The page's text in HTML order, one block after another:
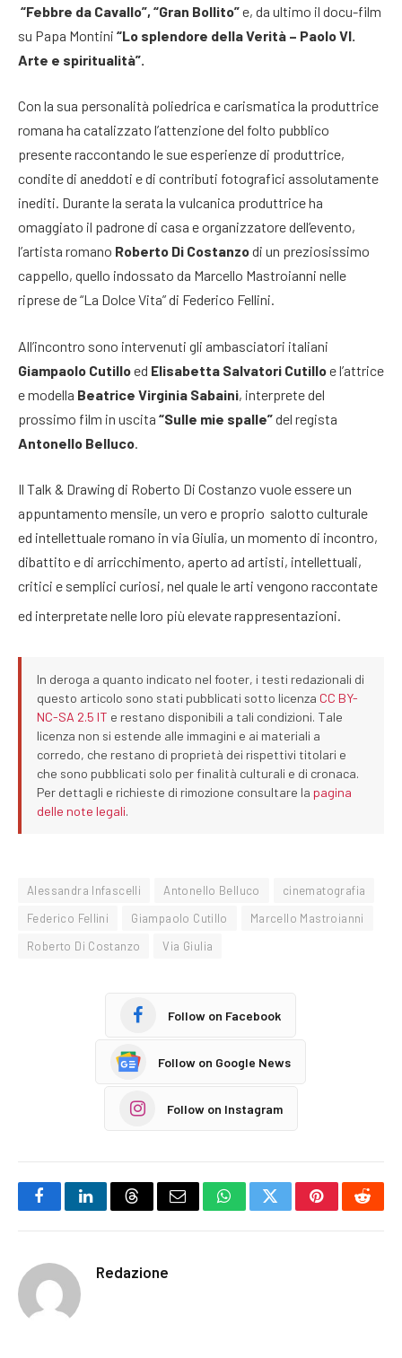
“Febbre da Cavallo”, “Gran Bollito”e, da ultimo il docu-film
su Papa Montini “Lo splendore della Verità – Paolo VI.
Arte e spiritualità”.
Con la sua personalità poliedrica e carismatica la produttrice
romana ha catalizzato l’attenzione del folto pubblico
presente raccontando le sue esperienze di produttrice,
condite di aneddoti e di contributi fotografici assolutamente
inediti. Durante la serata la vulcanica produttrice ha
omaggiato il padrone di casa e organizzatore dell’evento,
l’artista romano Roberto Di Costanzodi un preziosissimo
cappello, quello indossato da Marcello Mastroianni nelle
riprese de “La Dolce Vita” di Federico Fellini.
All’incontro sono intervenuti gli ambasciatori italiani
Giampaolo Cutilloed Elisabetta Salvatori Cutilloe l’attrice
e modella Beatrice Virginia Sabaini, interprete del
prossimo film in uscita “Sulle mie spalle”del regista
Antonello Belluco
Il Talk & Drawing di Roberto Di Costanzo vuole essere un
appuntamento mensile, un vero e proprio salotto culturale
ed intellettuale romano in via Giulia, un momento di incontro,
dibattito e di arricchimento, aperto ad artisti, intellettuali,
critici e semplici curiosi, nel quale le arti vengono raccontate
ed interpretate nelle loro più elevate rappresentazioni.
In deroga a quanto indicato nel footer, i testi redazionali di
questo articolo sono stati pubblicati sotto licenza CC BY-
NC-SA 2.5 IT e restano disponibili a tali condizioni. Tale
licenza non si estende alle immagini e ai materiali a
corredo, che restano di proprietà dei rispettivi titolari e
che sono pubblicati solo per finalità culturali e di cronaca.
Per dettagli e richieste di rimozione consultare la pagina
delle note legali.
Alessandra Infascelli Antonello Belluco
cinematografia
Federico Fellini
Giampaolo Cutillo
Marcello Mastroianni
Roberto Di Costanzo
Via Giulia
Follow on Facebook
Follow on Google News
Follow on Instagram
FacebookLinkedInThreadsEmail WhatsAppTwitterPinterest
Redazione